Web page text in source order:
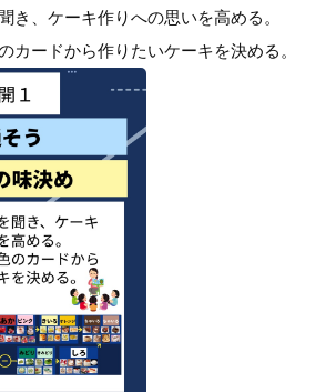
き、ケーキ作りへの思いを高める。
カードから作りたいケーキを決める。